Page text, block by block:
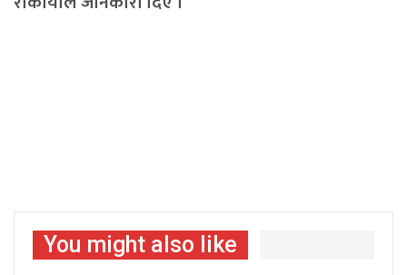
You might also like